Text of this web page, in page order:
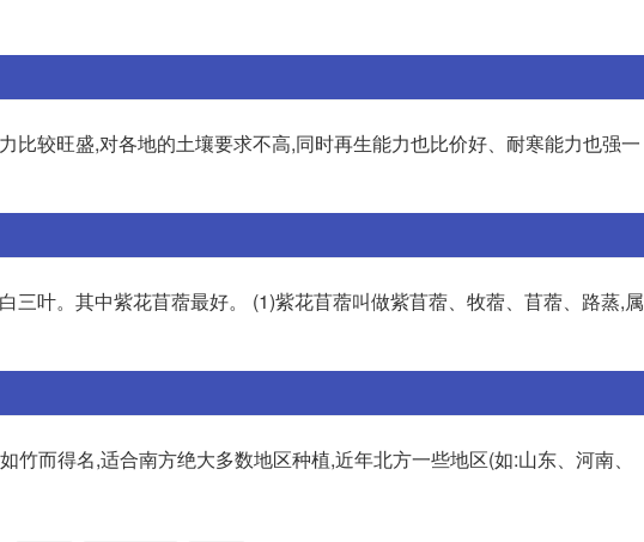
比较旺盛,对各地的土壤要求不高,同时再生能力也比价好、耐寒能力也强一
叶。其中紫花苜蓿最好。 (1)紫花苜蓿叫做紫苜蓿、牧蓿、苜蓿、路蒸,属
而得名,适合南方绝大多数地区种植,近年北方一些地区(如:山东、河南、